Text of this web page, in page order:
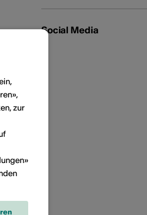
Social Media
zur